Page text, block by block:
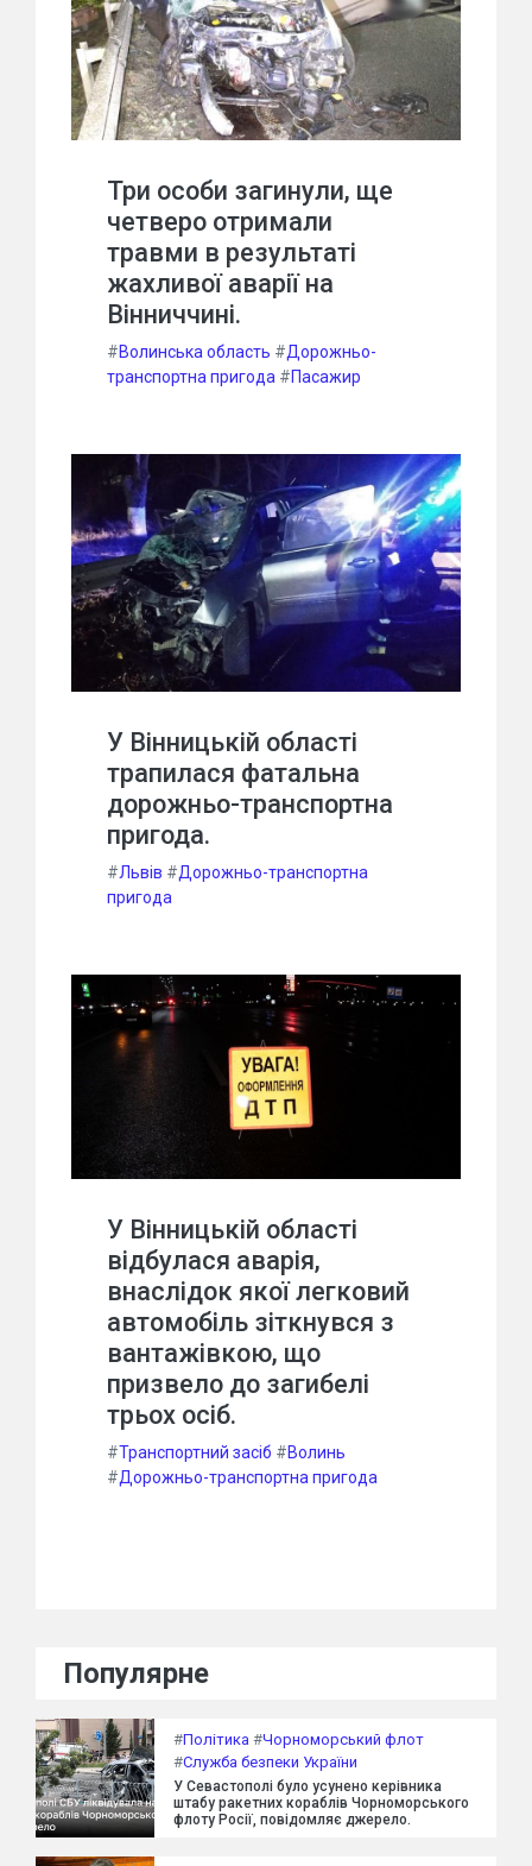
Три особи загинули, ще
четверо отримали
травми в результаті
жахливої аварії на
Вінниччині.
#Волинська область #Дорожньо-
транспортна пригода #Пасажир
У Вінницькій області
трапилася фатальна
дорожньо-транспортна
пригода.
#Львів #Дорожньо-транспортна
пригода
У Вінницькій області
відбулася аварія,
внаслідок якої легковий
автомобіль зіткнувся з
вантажівкою, що
призвело до загибелі
трьох осіб.
#Транспортний засіб #Волинь
#Дорожньо-транспортна пригода
Популярне
#Політика #Чорноморський флот
#Служба безпеки України
У Севастополі було усунено керівника
штабу ракетних кораблів Чорноморського
флоту Росії, повідомляє джерело.